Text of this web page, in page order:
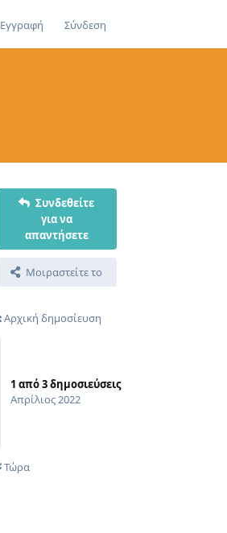
Εγγραφή Σύνδεση
Συνδεθείτε
για να
απαντήσετε
Μοιραστείτε το
Αρχική δημοσίευση
1 από3δημοσιεύσεις
Απρίλιος 2022
Τώρα